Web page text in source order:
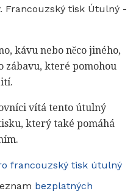
Francouzský tisk Útulný -
kávu nebo něco jiného,
které pomohou
vítá tento útulný
který také pomáhá
francouzský tisk útulný
bezplatných